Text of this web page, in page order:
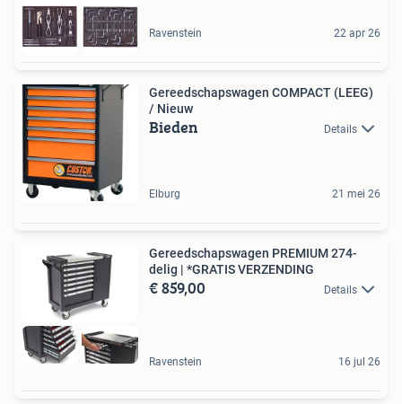
Ravenstein 22 apr 26
Gereedschapswagen COMPACT (LEEG)
/ Nieuw
Bieden Details
Elburg 21 mei 26
Gereedschapswagen PREMIUM 274-
delig | *GRATIS VERZENDING
€ 859,00 Details
Ravenstein 16 jul 26